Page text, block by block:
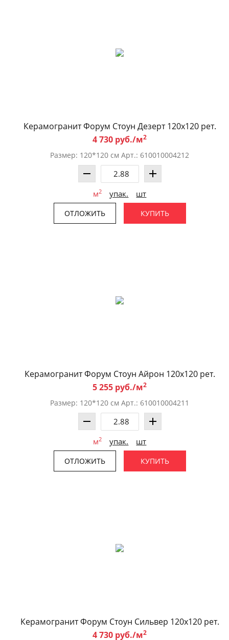
Керамогранит Форум Стоун Дезерт 120x120 рет.
4 730 руб./м2
Размер: 120*120 см Арт.: 610010004212
м2 упак. шт
ОТЛОЖИТЬ КУПИТЬ
Керамогранит Форум Стоун Айрон 120x120 рет.
5 255 руб./м2
Размер: 120*120 см Арт.: 610010004211
м2 упак. шт
ОТЛОЖИТЬ КУПИТЬ
Керамогранит Форум Стоун Сильвер 120x120 рет.
4 730 руб./м2